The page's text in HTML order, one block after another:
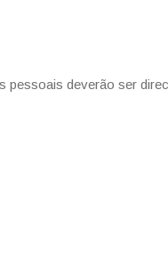
pessoais deverão ser